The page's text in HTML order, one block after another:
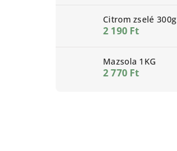
Citrom zselé 300g
2 190 Ft
Mazsola 1KG
2 770 Ft